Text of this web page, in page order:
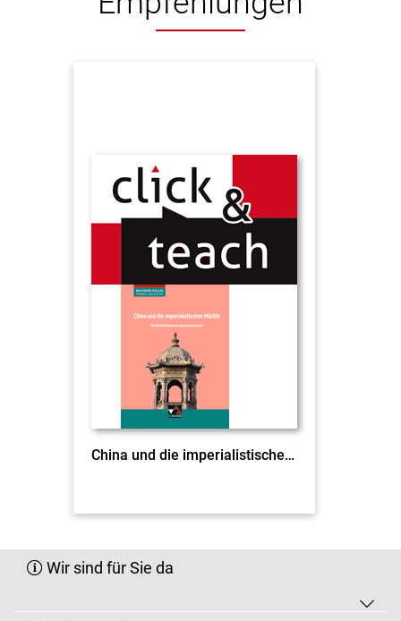
China und die imperialistischen Mächte c & t EL
Wir sind für Sie da